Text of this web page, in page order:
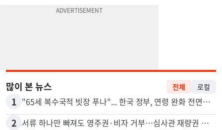
많이 본 뉴스 전체 로컬
1 "65세 복수국적 빗장 푸나"... 한국 정부, 연령 완화 전면 추진
2 서류 하나만 빠져도 영주권·비자 거부…심사관 재량권 대폭 확대